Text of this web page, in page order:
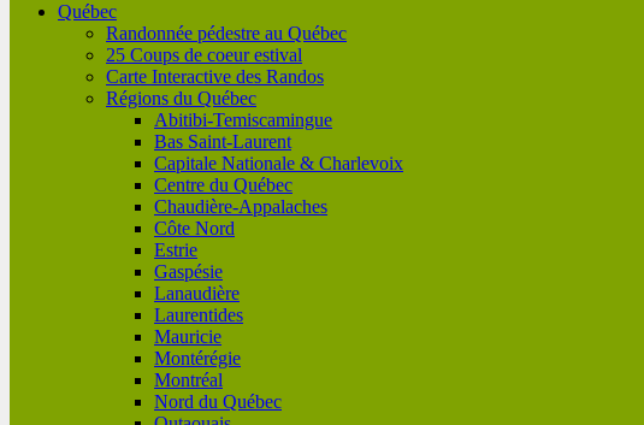
Québec
Randonnée pédestre au Québec
25 Coups de coeur estival
Carte Interactive des Randos
Régions du Québec
Abitibi-Temiscamingue
Bas Saint-Laurent
Capitale Nationale & Charlevoix
Centre du Québec
Chaudière-Appalaches
Côte Nord
Estrie
Gaspésie
Lanaudière
Laurentides
Mauricie
Montérégie
Montréal
Nord du Québec